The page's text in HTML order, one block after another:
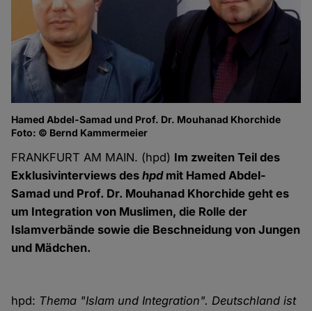
Hamed Abdel-Samad und Prof. Dr. Mouhanad Khorchide
Foto: © Bernd Kammermeier
FRANKFURT AM MAIN. (hpd) Im zweiten Teil des
Exklusivinterviews deshpdmit Hamed Abdel-
Samad und Prof. Dr. Mouhanad Khorchide geht es
um Integration von Muslimen, die Rolle der
Islamverbände sowie die Beschneidung von Jungen
und Mädchen.
hpd: Thema "Islam und Integration". Deutschland ist